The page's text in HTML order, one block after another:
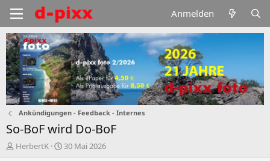
Anmelden
Ankündigungen - Feedback - Internes
So-BoF wird Do-BoF
E
HerbertK
E
30 Mai 2026